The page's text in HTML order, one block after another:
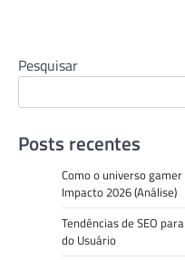
Pesquisar
Posts recentes
Como o universo
Impacto 2026 (Análise)
Tendências de SEO
do Usuário